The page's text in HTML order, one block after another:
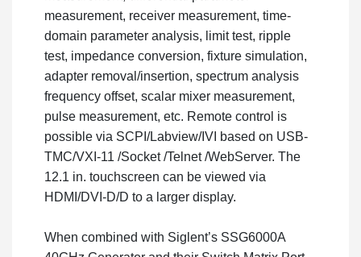
measurement, receiver measurement, time-
domain parameter analysis, limit test, ripple
test, impedance conversion, fixture simulation,
adapter removal/insertion, spectrum analysis
frequency offset, scalar mixer measurement,
pulse measurement, etc. Remote control is
possible via SCPI/Labview/IVI based on USB-
TMC/VXI-11 /Socket /Telnet /WebServer. The
12.1 in. touchscreen can be viewed via
HDMI/DVI-D/D to a larger display.
When combined with Siglent’s SSG6000A